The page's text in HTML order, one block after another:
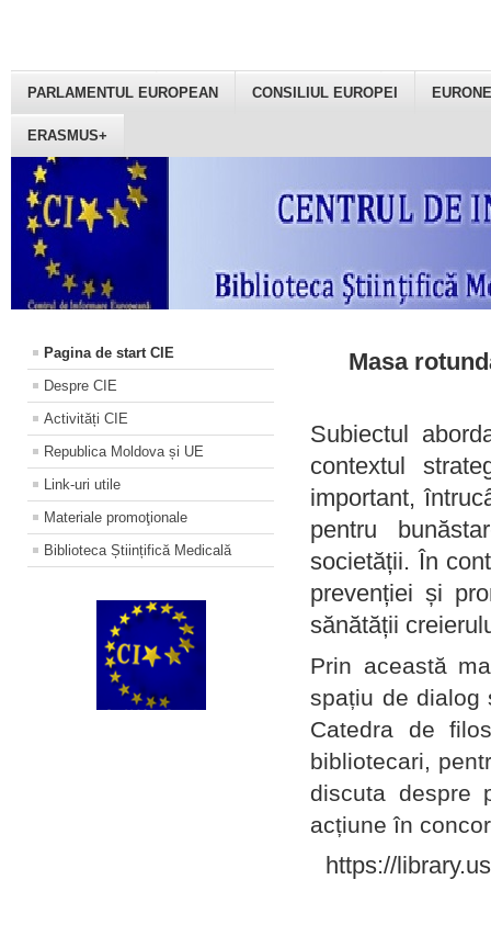
PARLAMENTUL EUROPEAN CONSILIUL EUROPEI
ERASMUS+
Pagina de start CIE
Despre CIE
Activități CIE
Republica Moldova și UE
Link-uri utile
Materiale promoţionale
Biblioteca Științifică Medicală
Masa
Subiectul
contextul
important,
pentru
societății. În
prevenției și
sănătății
Prin această
spațiu de dialog
Catedra de
bibliotecari,
discuta despre
acțiune în
https://